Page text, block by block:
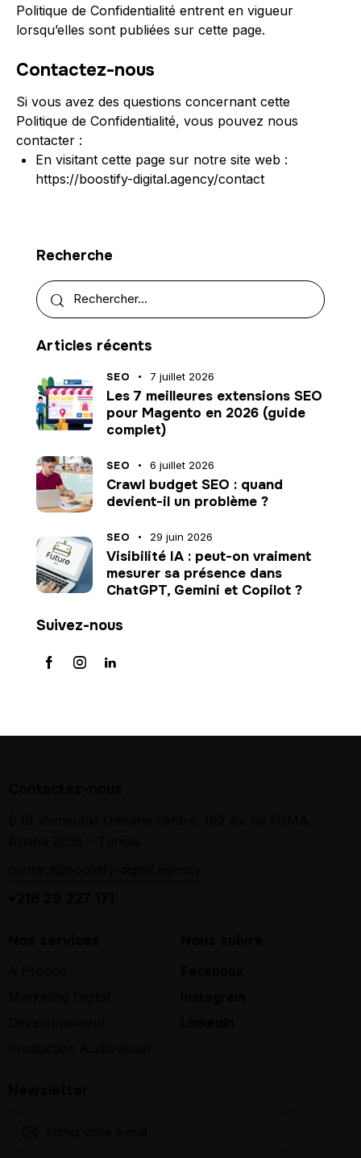
Politique de Confidentialité entrent en vigueur
lorsqu’elles sont publiées sur cette page.
Contactez-nous
Si vous avez des questions concernant cette
Politique de Confidentialité, vous pouvez nous
contacter :
En visitant cette page sur notre site web :
https://boostify-digital.agency/contact
Recherche
Articles récents
SEO 7 juillet 2026
Les 7 meilleures extensions SEO
pour Magento en 2026 (guide
complet)
SEO 6 juillet 2026
Crawl budget SEO : quand
devient-il un problème ?
SEO 29 juin 2026
Visibilité IA : peut-on vraiment
mesurer sa présence dans
ChatGPT, Gemini et Copilot ?
Suivez-nous